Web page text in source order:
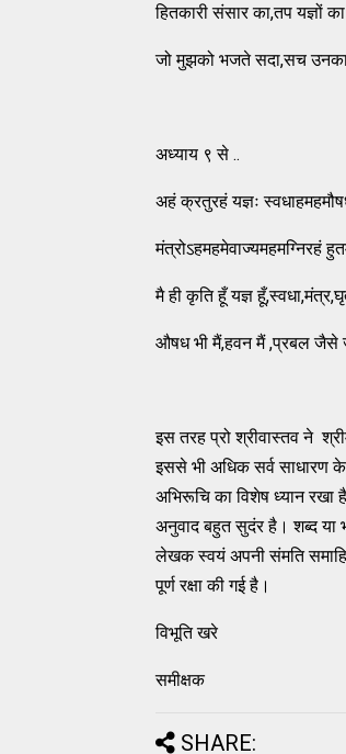
हितकारी संसार का,तप यज्ञों
जो मुझको भजते सदा,सच
अध्याय ९ से ..
अहं क्रतुरहं यज्ञः
मंत्रोऽहमहमेवाज्यमहमग्निरहं
मै ही कृति हूँ यज्ञ
औषध भी मैं,हवन मैं ,प्रबल जैसे
इस तरह प्रो श्रीवास्तव ने
इससे भी अधिक सर्व साधारण के
अभिरूचि का विशेष ध्यान रखा
अनुवाद बहुत सुदंर है। शब्द या
लेखक स्वयं अपनी संमति
पूर्ण रक्षा की गई है।
विभूति खरे
समीक्षक
SHARE: